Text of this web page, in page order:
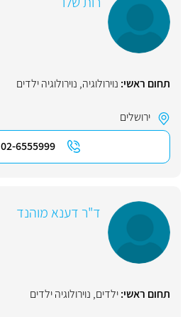
תחום ראשי: נוירולוגיה, נוירולוגיה ילדים
ירושלים
02-6555999
ד"ר דענא מוהנד
תחום ראשי:ילדים, נוירולוגיה ילדים